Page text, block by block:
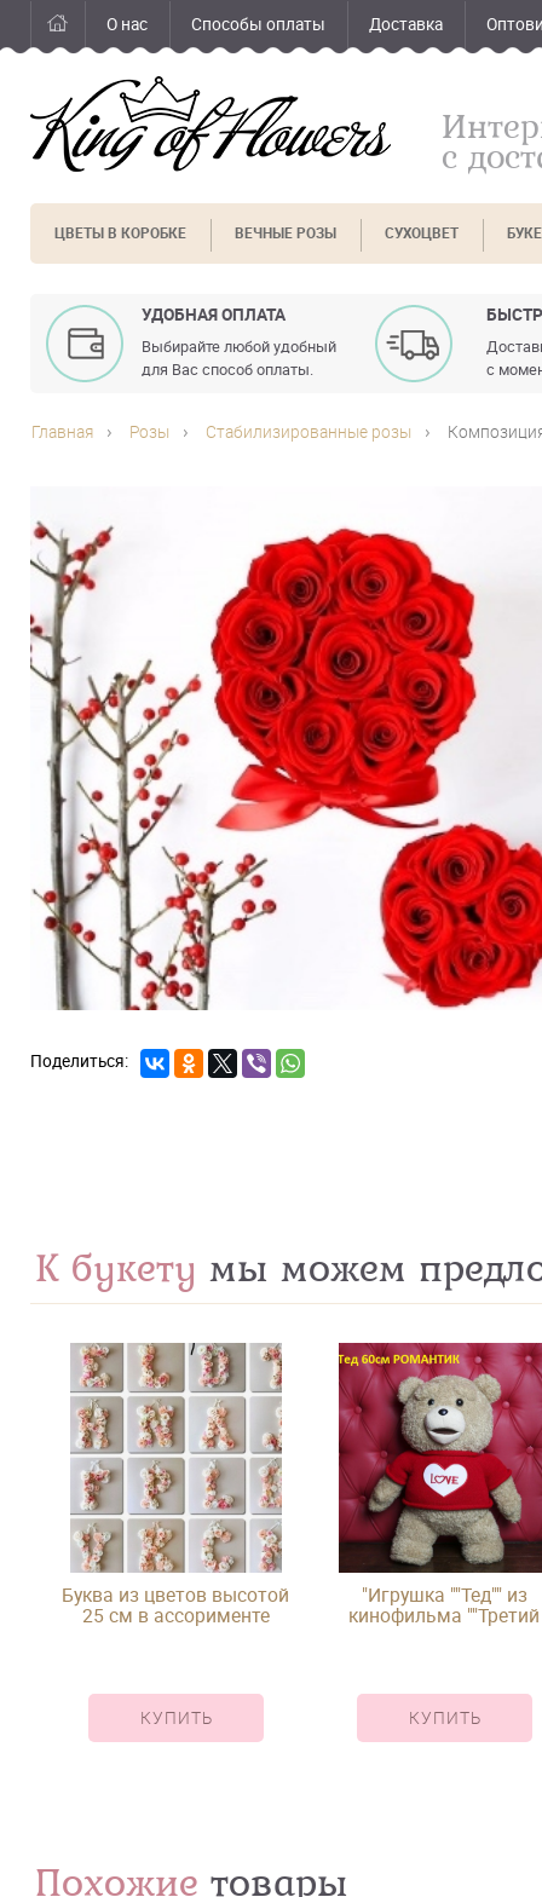
О нас Способы оплаты Доставка
с
ЦВЕТЫ В КОРОБКЕ ВЕЧНЫЕ РОЗЫ СУХОЦВЕТ
УДОБНАЯ ОПЛАТА
Выбирайте любой удобный
для Вас способ оплаты.
с
Главная Розы Стабилизированные розы
К букету мы можем
Буква из цветов высотой
25 см в ассорименте
КУПИТЬ
"Игрушка ""Тед"" из
кинофильма ""Третий
КУПИТЬ
Похожие товары